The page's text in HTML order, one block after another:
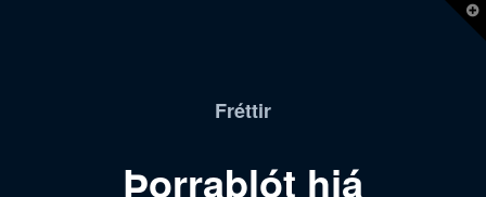
Fréttir
Þorrablót hjá